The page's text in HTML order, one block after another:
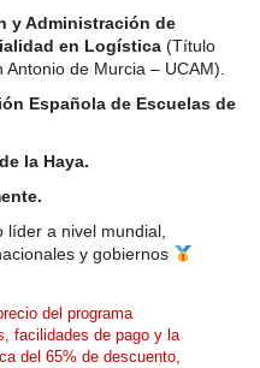
y Administración de
en Logística (Título
de Murcia – UCAM).
Española de Escuelas de
la Haya.
líder a nivel mundial,
y gobiernos
del programa
facilidades de pago y la
del 65% de descuento,